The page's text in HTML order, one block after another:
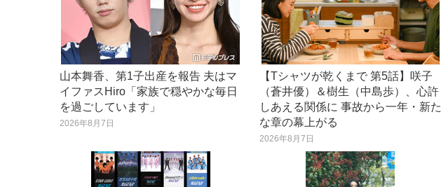
山本舞香、第1子出産を報告 夫はマ
イファスHiro「家族で穏やかな毎日
を過ごしています」
2026年8月7日
【Tシャツが乾くまで 第5話】咲子
（蒼井優）＆樹生（中島歩）、心許
しあえる関係に 事故から一年・新た
な章の幕上がる
2026年8月7日